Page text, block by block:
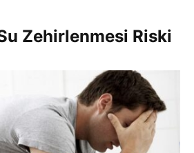
Zehirlenmesi Riski